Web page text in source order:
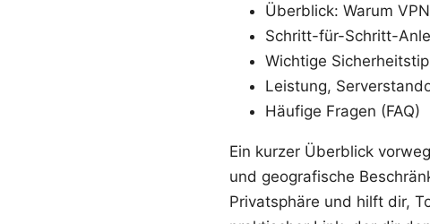
Überblick: Warum
Schritt-für-Schritt-
Wichtige
Leistung,
Häufige Fragen (FAQ)
Ein kurzer Überblick
und geografische
Privatsphäre und hilft dir,